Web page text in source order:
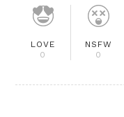
LOVE
0
NSFW
0